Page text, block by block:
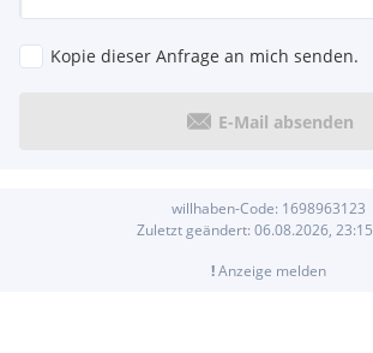
Kopie dieser Anfrage an mich senden.
E-Mail absenden
willhaben-Code: 1698963123
Zuletzt geändert: 06.08.2026, 23:15
!Anzeige melden